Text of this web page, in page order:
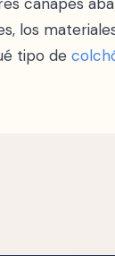
los
tipo de